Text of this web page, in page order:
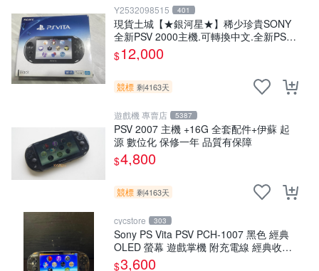
Y2532098515 401
現貨土城【★銀河星★】稀少珍貴SONY
全新PSV 2000主機.可轉換中文.全新PSV
未使用
$12,000
競標 剩4163天
遊戲機 專賣店 5387
PSV 2007 主機 +16G 全套配件+伊蘇 起
源 數位化 保修一年 品質有保障
$4,800
競標 剩4163天
cycstore 303
Sony PS Vita PSV PCH-1007 黑色 經典
OLED 螢幕 遊戲掌機 附充電線 經典收藏
掌上型遊戲機
$3,600